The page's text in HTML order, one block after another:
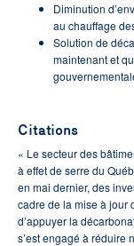
Diminution
au chauffage
Solution de
maintenant et
Citations
« Le secteur des
à effet de serre du
en mai dernier, des
cadre de la mise à jour
d’appuyer la
s’est engagé à réduire